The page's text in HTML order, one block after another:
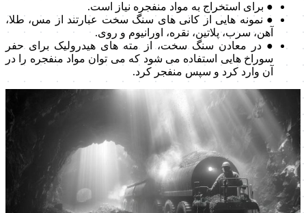
● برای استخراج به مواد منفجره نیاز است.
● نمونه هایی از کانی های سنگ سخت عبارتند از مس، طلا،
آهن، سرب، پلاتین، نقره، اورانیوم و روی.
● در معادن سنگ سخت، از مته های هیدرولیک برای حفر
سوراخ هایی استفاده می شود که می توان مواد منفجره را در
آن وارد کرد و سپس منفجر کرد.